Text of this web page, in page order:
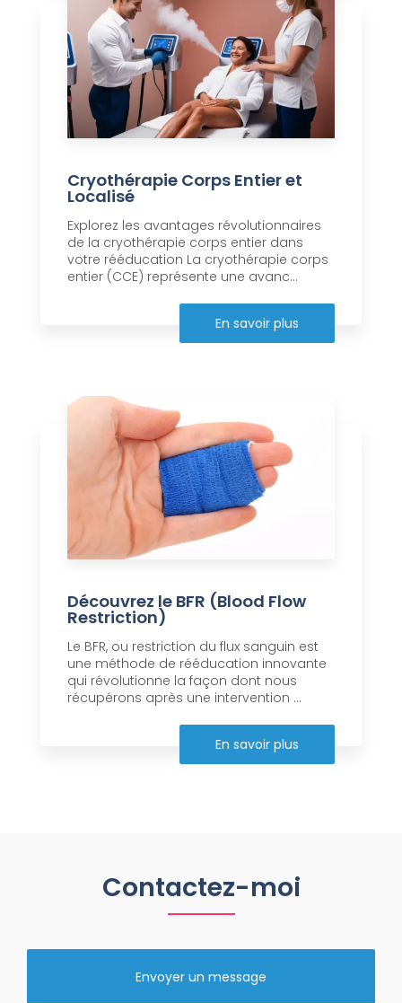
Cryothérapie Corps Entier et
Localisé
Explorez les avantages révolutionnaires
de la cryothérapie corps entier dans
votre rééducation La cryothérapie corps
entier (CCE) représente une avanc...
En savoir plus
Découvrez le BFR (Blood Flow
Restriction)
Le BFR, ou restriction du flux sanguin est
une méthode de rééducation innovante
qui révolutionne la façon dont nous
récupérons après une intervention ...
En savoir plus
Contactez-moi
Envoyer un message